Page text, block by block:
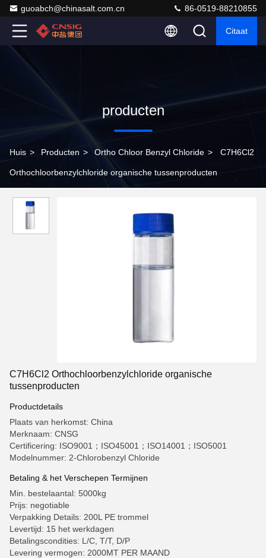
guoabch@chinasalt.com.cn 86-0519-88210855
Citaat
producten
Huis > Producten > Ortho Chloor Benzyl Chloride > C7H6Cl2
Orthochloorbenzylchloride organische tussenproducten
C7H6Cl2 Orthochloorbenzylchloride organische
tussenproducten
Productdetails
Plaats van herkomst: China
Merknaam: CNSG
Certificering: ISO9001；ISO45001；ISO14001；ISO5001
Modelnummer: 2-Chlorobenzyl Chloride
Betaling & het Verschepen Termijnen
Min. bestelaantal: 5000kg
Prijs: negotiable
Verpakking Details: 200L PE trommel
Levertijd: 15 het werkdagen
Betalingscondities: L/C, T/T, D/P
Levering vermogen: 2000MT PER MAAND